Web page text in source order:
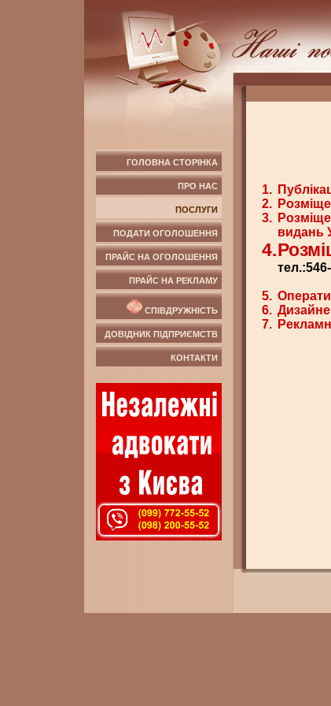
ГОЛОВНА СТОРІНКА
ПРО НАС
ПОСЛУГИ
ПОДАТИ ОГОЛОШЕННЯ
ПРАЙС НА ОГОЛОШЕННЯ
ПРАЙС НА РЕКЛАМУ
СПІВДРУЖНІСТЬ
ДОВІДНИК ПІДПРИЄМСТВ
КОНТАКТИ
1.
2.
3.
видань
4.
5.
6.
7.